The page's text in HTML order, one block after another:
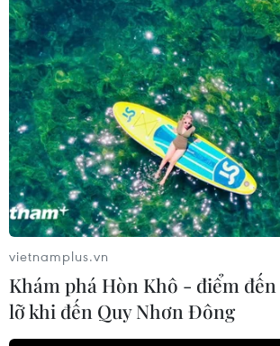
vietnamplus.vn
Khám phá Hòn Khô - điểm
lỡ khi đến Quy Nhơn Đông